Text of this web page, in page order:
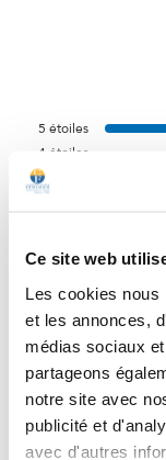
Ce site web
Les cookies nous
et les annonces,
médias sociaux
partageons
notre site avec
publicité et
avec d'autres
5 étoiles
4 étoiles
3
Trier les avis
Avis vérifié